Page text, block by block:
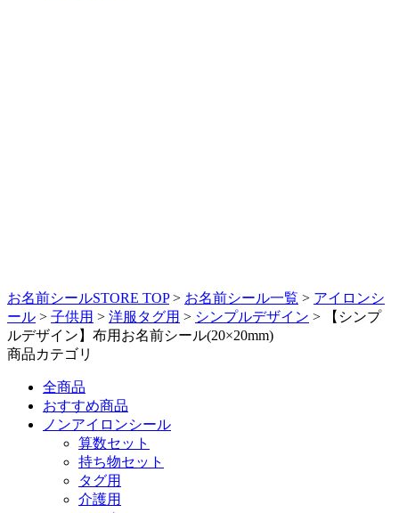
お名前シールSTORE TOP > お名前シール一覧 > アイロンシ
ール > 子供用 > 洋服タグ用 > シンプルデザイン > 【シンプ
ルデザイン】布用お名前シール(20×20mm)
商品カテゴリ
全商品
おすすめ商品
ノンアイロンシール
算数セット
持ち物セット
タグ用
介護用